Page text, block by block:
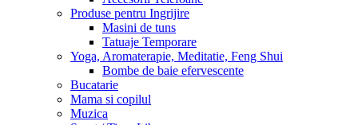
Produse pentru Ingrijire
Masini de tuns
Tatuaje Temporare
Yoga, Aromaterapie, Meditatie, Feng Shui
Bombe de baie efervescente
Bucatarie
Mama si copilul
Muzica